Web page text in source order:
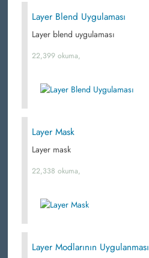
Layer Blend Uygulaması
Layer blend uygulaması
22,399 okuma,
Layer Mask
Layer mask
22,338 okuma,
Layer Modlarının Uygulanması